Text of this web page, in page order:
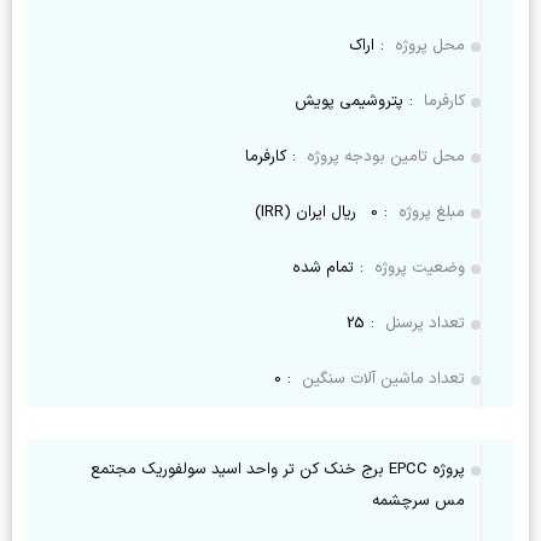
محل پروژه : اراک
کارفرما : پتروشیمی پویش
محل تامین بودجه پروژه : کارفرما
مبلغ پروژه :
0 ریال ایران (IRR)
وضعیت پروژه : تمام شده
تعداد پرسنل :
25
تعداد ماشین آلات سنگین :
0
پروژه EPCC برج خنک کن تر واحد اسید سولفوریک مجتمع
مس سرچشمه